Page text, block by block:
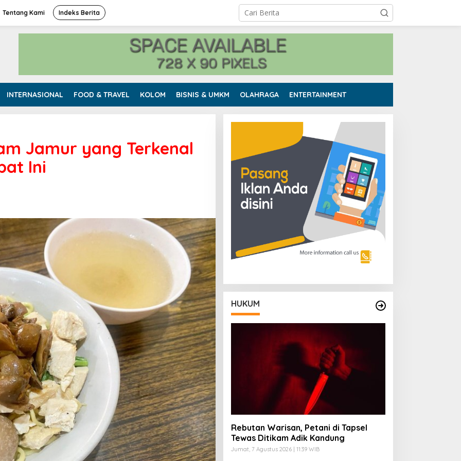
Tentang Kami Indeks Berita
INTERNASIONAL FOOD & TRAVEL KOLOM BISNIS & UMKM OLAHRAGA ENTERTAINMENT
Jamur yang Terkenal
Ini
HUKUM
Rebutan Warisan, Petani di Tapsel
Tewas Ditikam Adik Kandung
Jumat, 7 Agustus 2026 | 11:39 WIB